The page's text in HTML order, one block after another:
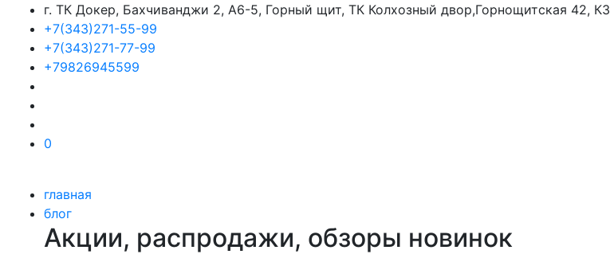
г. ТК Докер, Бахчиванджи 2, А6-5, Горный щит, ТК Колхозный двор,Горнощитская 42, К3
+7(343)271-55-99
+7(343)271-77-99
+79826945599
0
главная
блог
Акции, распродажи, обзоры новинок